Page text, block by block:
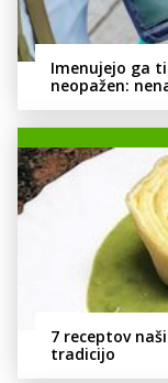
Imenujejo ga
neopažen:
7 receptov
tradicijo